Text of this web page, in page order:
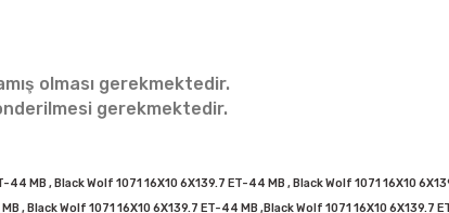
olması gerekmektedir.
gerekmektedir.
MB , Black Wolf 1071 16X10 6X139.7 ET-44 MB , Black Wolf 1071 16X10
, Black Wolf 1071 16X10 6X139.7 ET-44 MB ,Black Wolf 1071 16X10 6X139.7